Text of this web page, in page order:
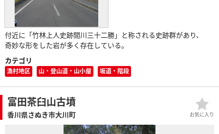
付近に「竹林上人史跡間川三十二勝」と称される史跡群があり、
奇妙な形をした岩が多く存在している。
カテゴリ
漁村地区 山・登山道・山小屋 坂道・階段
富田茶臼山古墳
香川県さぬき市大川町 お気に入り